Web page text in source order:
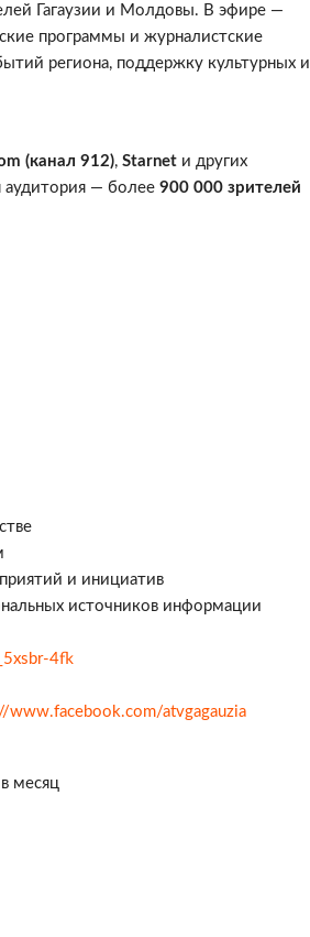
Гагаузии и Молдовы. В эфире —
программы и журналистские
региона, поддержку культурных и
(канал 912), Starnet и других
аудитория — более 900 000 зрителей
и инициатив
источников информации
4fk
www.facebook.com/atvgagauzia
месяц